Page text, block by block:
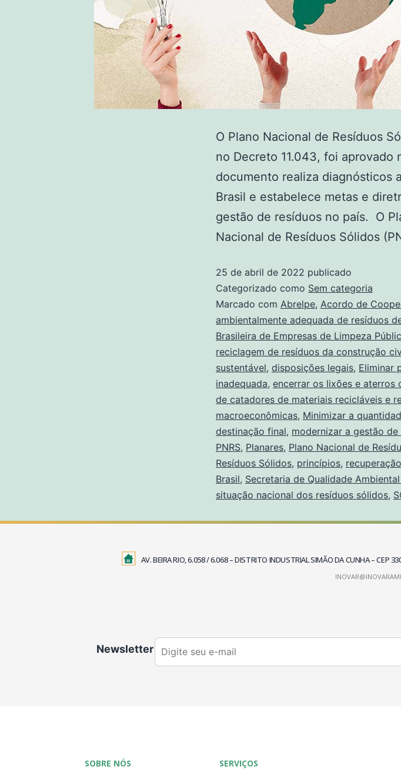
O Plano Nacional de Resíduos
no Decreto 11.043, foi aprovado
documento realiza diagnósticos
Brasil e estabelece metas e
gestão de resíduos no país. O
Nacional de Resíduos Sólidos
25 de abril de 2022 publicado
Categorizado como Sem categoria
Marcado com Abrelpe, Acordo de
ambientalmente adequada de resíduos
Brasileira de Empresas de Limpeza
reciclagem de resíduos da construção
sustentável, disposições legais, Eliminar
inadequada, encerrar os lixões e aterros
de catadores de materiais recicláveis e
macroeconômicas, Minimizar a
destinação final, modernizar a gestão de
PNRS, Planares, Plano Nacional de
Resíduos Sólidos, princípios,
Brasil, Secretaria de Qualidade
situação nacional dos resíduos sólidos,
AV. BEIRA RIO, 6.058 / 6.068 – DISTRITO INDUSTRIAL SIMÃO DA CUNHA – CEP
Newsletter
SOBRE NÓS SERVIÇOS